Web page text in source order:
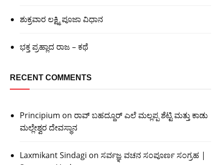
ಶುಕ್ರವಾರ ಲಕ್ಷ್ಮಿ ಪೂಜಾ ವಿಧಾನ
ಭಕ್ತ ಪ್ರಹ್ಲಾದ ರಾಜ – ಕಥೆ
RECENT COMMENTS
Principium on ರಾವ್ ಬಹದ್ದೂರ್ ಎಲೆ ಮಲ್ಲಪ್ಪ ಶೆಟ್ಟಿ ಮತ್ತು ಕಾಡು
ಮಲ್ಲೇಶ್ವರ ದೇವಸ್ಥಾನ
Laxmikant Sindagi on ಸರ್ವಜ್ಞ ವಚನ ಸಂಪೂರ್ಣ ಸಂಗ್ರಹ |